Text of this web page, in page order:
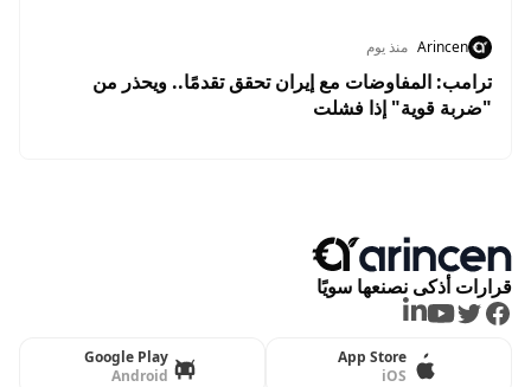
Arincen منذ يوم
ترامب: المفاوضات مع إيران تحقق تقدمًا.. ويحذر من
"ضربة قوية" إذا فشلت
قرارات أذكى نصنعها سويًا
Facebook
Twitter
Youtube
LinkedIn
App Store
iOS
Google Play
Android